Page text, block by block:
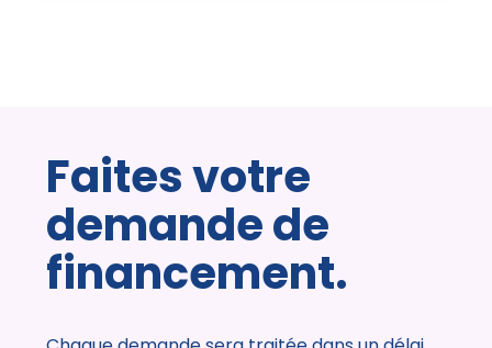
Faites votre
demande de
financement.